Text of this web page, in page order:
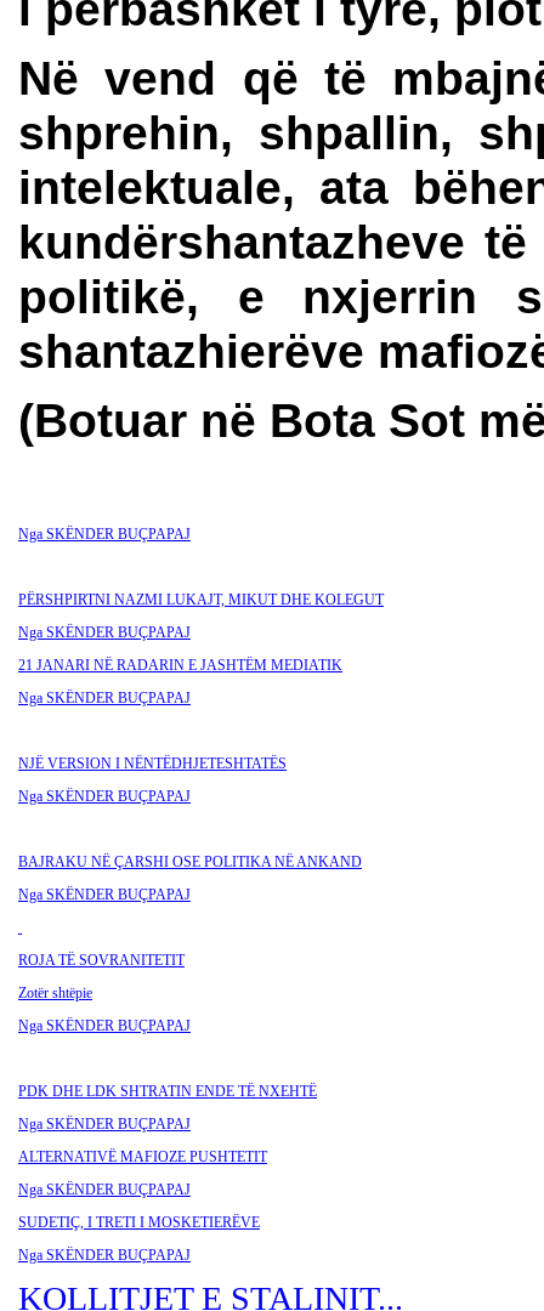
Në vend që të
shprehin, shpallin,
intelektuale, ata
kundërshantazheve
politikë, e nxjerrin
shantazhierëve
(Botuar në Bota Sot
Nga SKËNDER BUÇPAPAJ
PËRSHPIRTNI NAZMI LUKAJT, MIKUT DHE KOLEGUT
Nga SKËNDER BUÇPAPAJ
21 JANARI NË RADARIN E JASHTËM MEDIATIK
Nga SKËNDER BUÇPAPAJ
NJË VERSION I NËNTËDHJETESHTATËS
Nga SKËNDER BUÇPAPAJ
BAJRAKU NË ÇARSHI OSE POLITIKA NË ANKAND
Nga SKËNDER BUÇPAPAJ
ROJA TË SOVRANITETIT
Zotër shtëpie
Nga SKËNDER BUÇPAPAJ
PDK DHE LDK SHTRATIN ENDE TË NXEHTË
Nga SKËNDER BUÇPAPAJ
ALTERNATIVË MAFIOZE PUSHTETIT
Nga SKËNDER BUÇPAPAJ
SUDETIÇ, I TRETI I MOSKETIERËVE
Nga SKËNDER BUÇPAPAJ
KOLLITJET E STALINIT...